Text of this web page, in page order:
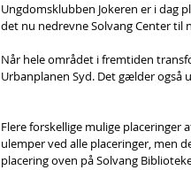
Ungdomsklubben Jokeren er i dag
det nu nedrevne Solvang Center til
Når hele området i fremtiden
Urbanplanen Syd. Det gælder også
Flere forskellige mulige
ulemper ved alle placeringer, men
placering oven på Solvang